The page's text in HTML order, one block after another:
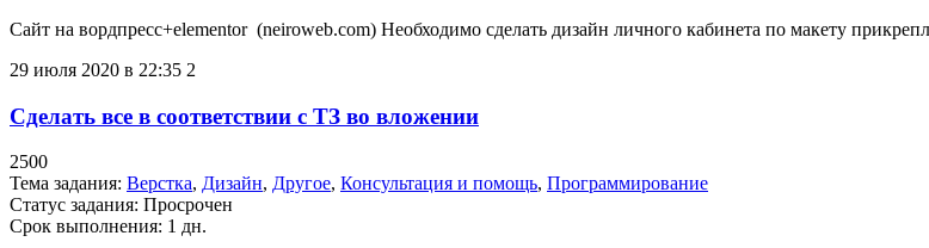
Сайт на вордпресс+elementor (neiroweb.com) Необходимо сделать дизайн личного кабинета по макету
29 июля 2020 в 22:35 2
Сделать все в соответствии с ТЗ во вложении
2500
Тема задания: Верстка, Дизайн, Другое, Консультация и помощь, Программирование
Статус задания: Просрочен
Срок выполнения: 1 дн.